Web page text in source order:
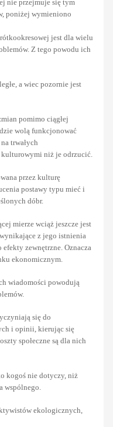
nie przejmuje się tym
poniżej wymieniono
jest dla wielu
Z tego powodu ich
a wiec pozornie jest
pomimo ciągłej
wolą funkcjonować
trwałych
niż je odrzucić.
przez kulturę
postawy typu mieć i
dóbr.
mierze wciąż jeszcze jest
z jego istnienia
zewnętrzne. Oznacza
ekonomicznym.
wiadomości powodują
się do
i opinii, kierując się
społeczne są dla nich
kogoś nie dotyczy, niż
wspólnego.
ekologicznych,